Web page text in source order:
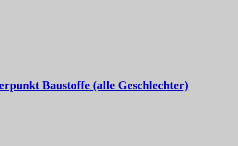
Baustoffe (alle Geschlechter)